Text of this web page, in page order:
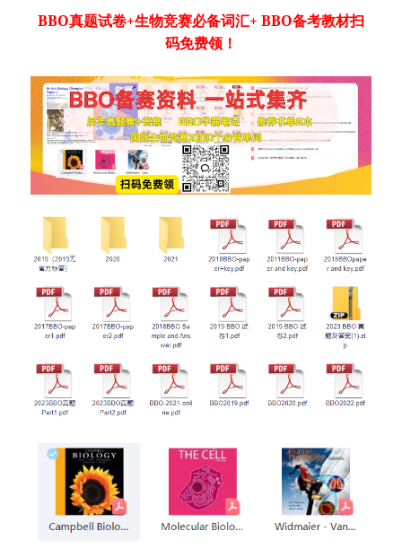
BBO真题试卷+生物竞赛必备词汇+ BBO备考教材扫
码免费领！